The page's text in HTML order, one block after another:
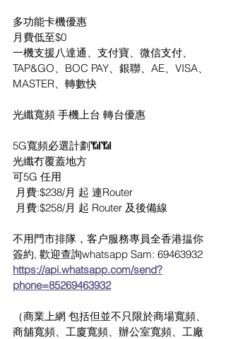
多功能卡機優惠
月費低至$0
一機支援八達通、支付寶、微信支付、
TAP&GO、BOC PAY、銀聯、AE、VISA、
MASTER、轉數快
光纖寬頻 手機上台 轉台優惠
5G寬頻必選計劃📶📶
光纖冇覆蓋地方
可5G 任用
月費:$238/月 起 連Router
月費:$258/月 起 Router 及後備線
不用門市排隊，客户服務專員全香港揾你
簽約, 歡迎查詢whatsapp Sam: 69463932
https://api.whatsapp.com/send?
phone=85269463932
（商業上網 包括但並不只限於商場寬頻、
商舖寬頻、工廈寬頻、辦公室寬頻、工廠